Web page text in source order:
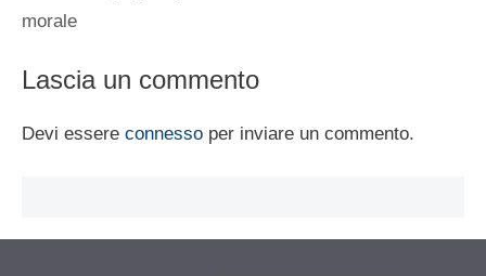
morale
Lascia un commento
Devi essere connesso per inviare un commento.